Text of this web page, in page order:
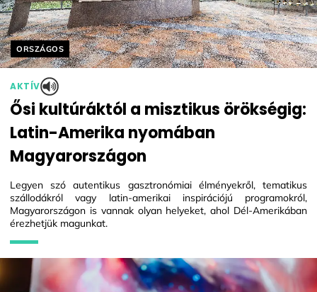
Helyszín címkék:
ORSZÁGOS
AKTÍV
Ősi kultúráktól a misztikus örökségig:
Latin-Amerika nyomában
Magyarországon
Legyen szó autentikus gasztronómiai élményekről, tematikus
szállodákról vagy latin-amerikai inspirációjú programokról,
Magyarországon is vannak olyan helyeket, ahol Dél-Amerikában
érezhetjük magunkat.